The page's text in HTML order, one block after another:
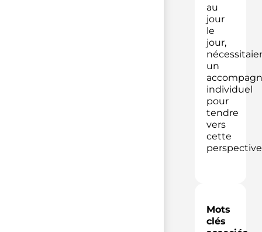
au
jour
le
jour,
un
individuel
pour
tendre
vers
cette
Mots
clés